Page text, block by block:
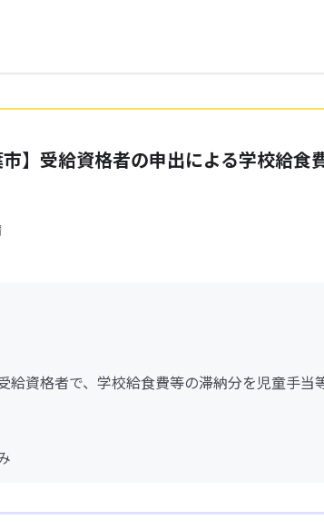
市】受給資格者の申出による学校給食
給資格者で、学校給食費等の滞納分を児童手当